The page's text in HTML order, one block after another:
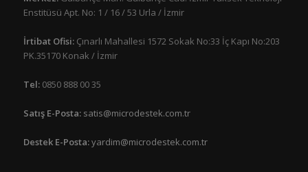
Enstitüsü Apt. No: 1 / 16 / 53 Urla / İzmir
İrtibat Ofisi: Çınarlı Mahallesi 1572 Sokak No:33 İç Kapı No:203
PK.35170 Konak / İzmir
Tel:0850 888 00 35
Satış E-Posta: satis@microdestek.com.tr
Destek E-Posta:yardim@microdestek.com.tr